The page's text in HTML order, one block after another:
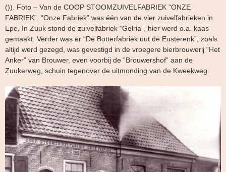
()). Foto – Van de COOP STOOMZUIVELFABRIEK “ONZE
FABRIEK”. “Onze Fabriek” was één van de vier zuivelfabrieken in
Epe. In Zuuk stond de zuivelfabriek “Gelria”, hier werd o.a. kaas
gemaakt. Verder was er “De Botterfabriek uut de Eusterenk”, zoals
altijd werd gezegd, was gevestigd in de vroegere bierbrouwerij “Het
Anker” van Brouwer, even voorbij de “Brouwershof” aan de
Zuukerweg, schuin tegenover de uitmonding van de Kweekweg.